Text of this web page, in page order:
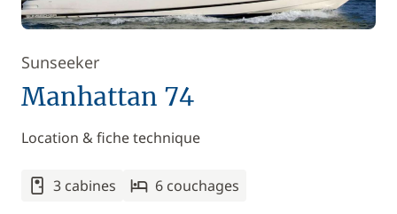
Sunseeker
Manhattan 74
Location & fiche technique
3 cabines 6 couchages